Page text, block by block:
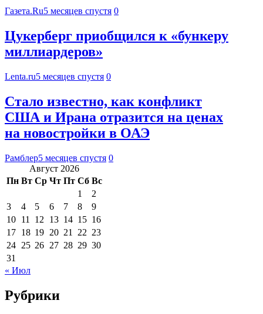
Газета.Ru5 месяцев спустя 0
Цукерберг приобщился к «бункеру
миллиардеров»
Lenta.ru5 месяцев спустя 0
Стало известно, как конфликт
США и Ирана отразится на ценах
на новостройки в ОАЭ
Рамблер5 месяцев спустя 0
Август 2026
Пн Вт Ср Чт Пт Сб Вс
1
2
3
4 5 6 7 8
9
10 11 12 13 14 15 16
17 18 19 20 21 22 23
24 25 26 27 28 29 30
31
« Июл
Рубрики